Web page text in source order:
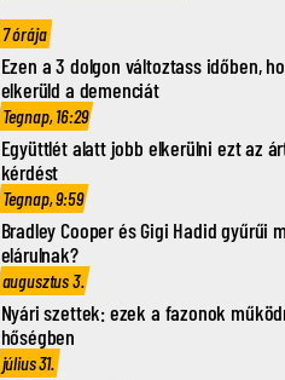
7 órája
Ezen a 3 dolgon változtass időben,
elkerüld a demenciát
Tegnap, 16:29
Együttlét alatt jobb elkerülni ezt az
kérdést
Tegnap, 9:59
Bradley Cooper és Gigi Hadid gyűrűi
elárulnak?
augusztus 3.
Nyári szettek: ezek a fazonok
hőségben
július 31.